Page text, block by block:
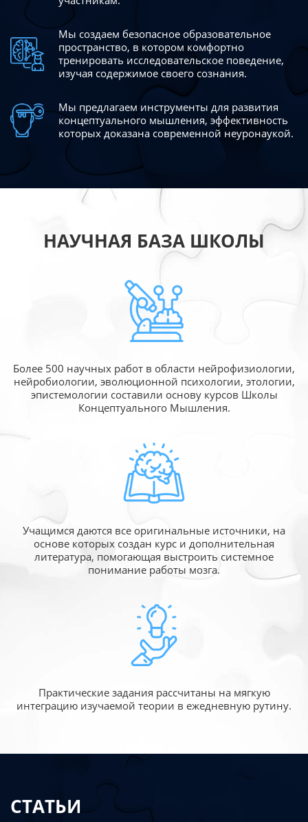
Мы создаем безопасное образовательное
пространство, в котором комфортно
тренировать исследовательское поведение,
изучая содержимое своего сознания.
Мы предлагаем инструменты для развития
концептуального мышления, эффективность
которых доказана современной неуронаукой.
НАУЧНАЯ БАЗА ШКОЛЫ
Более 500 научных работ в области нейрофизиологии,
нейробиологии, эволюционной психологии, этологии,
эпистемологии составили основу курсов Школы
Концептуального Мышления.
Учащимся даются все оригинальные источники, на
основе которых создан курс и дополнительная
литература, помогающая выстроить системное
понимание работы мозга.
Практические задания рассчитаны на мягкую
интеграцию изучаемой теории в ежедневную рутину.
СТАТЬИ